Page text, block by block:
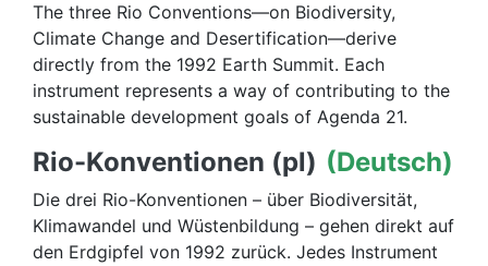
The three Rio Conventions—on Biodiversity,
Climate Change and Desertification—derive
directly from the 1992 Earth Summit. Each
instrument represents a way of contributing to the
sustainable development goals of Agenda 21.
Rio-Konventionen (pl) (Deutsch)
Die drei Rio-Konventionen – über Biodiversität,
Klimawandel und Wüstenbildung – gehen direkt auf
den Erdgipfel von 1992 zurück. Jedes Instrument